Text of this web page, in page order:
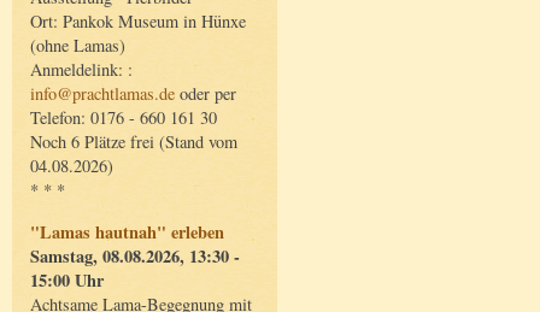
Ort: Pankok Museum in Hünxe
(ohne Lamas)
Anmeldelink: :
info@prachtlamas.de oder per
Telefon: 0176 - 660 161 30
Noch 6 Plätze frei (Stand vom
04.08.2026)
* * *
"Lamas hautnah" erleben
Samstag, 08.08.2026, 13:30 -
15:00 Uhr
Achtsame Lama-Begegnung mit